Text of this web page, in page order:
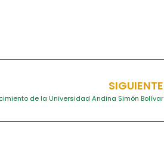
SIGUIENTE
de la Universidad Andina Simón Bolívar